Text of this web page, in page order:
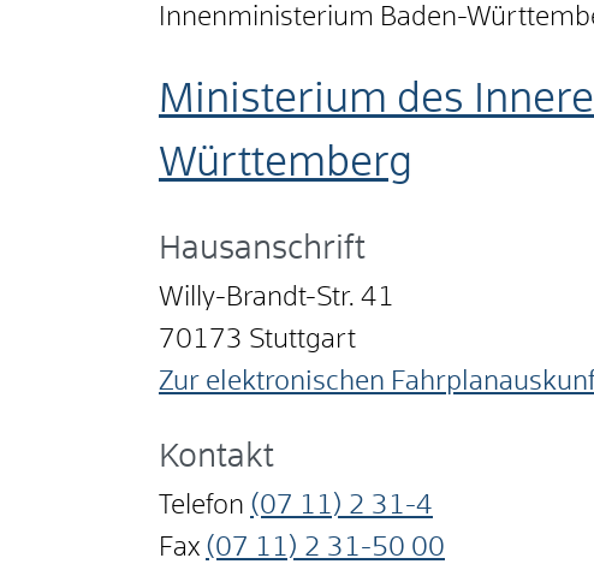
Innenministerium Baden-
Ministerium des
Württemberg
Hausanschrift
Willy-Brandt-Str. 41
70173 Stuttgart
Zur elektronischen
Kontakt
Telefon (07 11) 2 31-4
Fax (07 11) 2 31-50 00